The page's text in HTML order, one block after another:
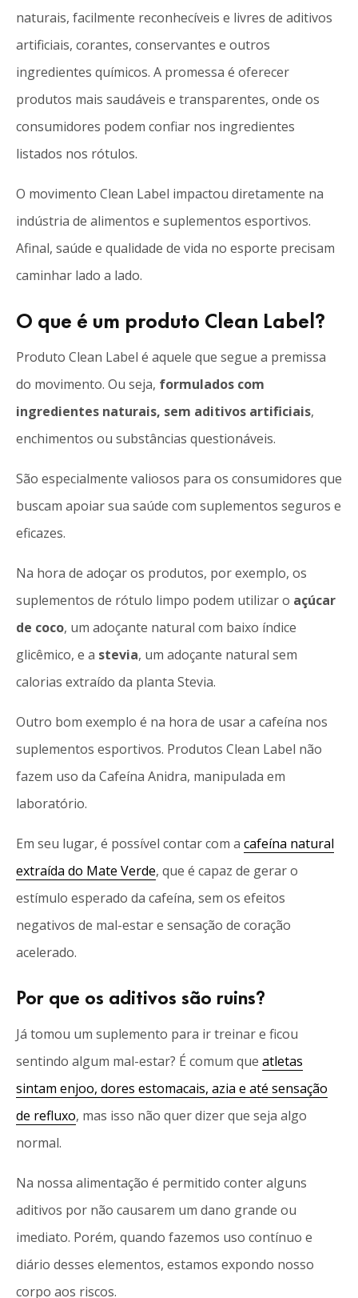
naturais, facilmente reconhecíveis e livres de aditivos
artificiais, corantes, conservantes e outros
ingredientes químicos. A promessa é oferecer
produtos mais saudáveis e transparentes, onde os
consumidores podem confiar nos ingredientes
listados nos rótulos.
O movimento Clean Label impactou diretamente na
indústria de alimentos e suplementos esportivos.
Afinal, saúde e qualidade de vida no esporte precisam
caminhar lado a lado.
O que é um produto Clean Label?
Produto Clean Label é aquele que segue a premissa
do movimento. Ou seja, formulados com
ingredientes naturais, sem aditivos artificiais,
enchimentos ou substâncias questionáveis.
São especialmente valiosos para os consumidores que
buscam apoiar sua saúde com suplementos seguros e
eficazes.
Na hora de adoçar os produtos, por exemplo, os
suplementos de rótulo limpo podem utilizar o açúcar
de coco, um adoçante natural com baixo índice
glicêmico, e a stevia, um adoçante natural sem
calorias extraído da planta Stevia.
Outro bom exemplo é na hora de usar a cafeína nos
suplementos esportivos. Produtos Clean Label não
fazem uso da Cafeína Anidra, manipulada em
laboratório.
Em seu lugar, é possível contar com a cafeína natural
extraída do Mate Verde, que é capaz de gerar o
estímulo esperado da cafeína, sem os efeitos
negativos de mal-estar e sensação de coração
acelerado.
Por que os aditivos são ruins?
Já tomou um suplemento para ir treinar e ficou
sentindo algum mal-estar? É comum que atletas
sintam enjoo, dores estomacais, azia e até sensação
de refluxo, mas isso não quer dizer que seja algo
normal.
Na nossa alimentação é permitido conter alguns
aditivos por não causarem um dano grande ou
imediato. Porém, quando fazemos uso contínuo e
diário desses elementos, estamos expondo nosso
corpo aos riscos.